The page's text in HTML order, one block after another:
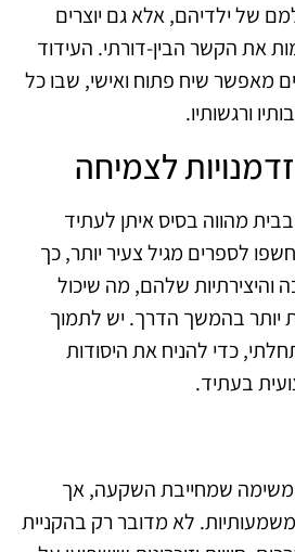
של ילדיהם, אלא גם יוצרים
את הקשר הבין-דורתי. העידוד
מאפשר שיח פתוח ואישי, שבו כל
ורגשותיו.
לצמיחה
מהווה בסיס איתן לעתיד
לספרים מגיל צעיר יותר, כך
והיצירתיות שלהם, מה שיכול
יותר בהמשך הדרך. יש לתמוך
כדי להניח את היסודות
בעתיד.
משימה שמחייבת השקעה, אך
לא מדובר רק בהקניית